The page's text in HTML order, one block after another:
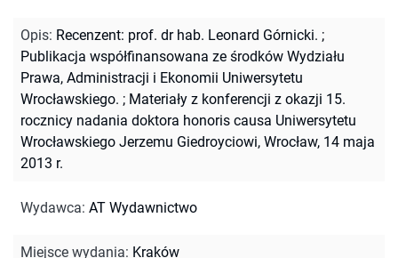
Opis: Recenzent: prof. dr hab. Leonard Górnicki. ;
Publikacja współfinansowana ze środków Wydziału
Prawa, Administracji i Ekonomii Uniwersytetu
Wrocławskiego. ; Materiały z konferencji z okazji 15.
rocznicy nadania doktora honoris causa Uniwersytetu
Wrocławskiego Jerzemu Giedroyciowi, Wrocław, 14 maja
2013 r.
Wydawca: AT Wydawnictwo
Miejsce wydania: Kraków